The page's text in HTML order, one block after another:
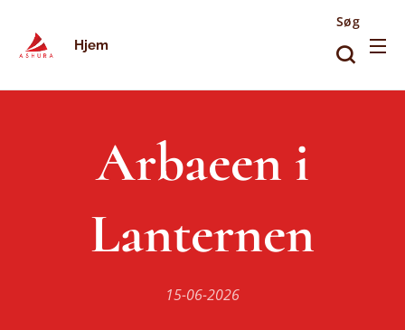
Hjem
Søg
Arbaeen i
Lanternen
15-06-2026